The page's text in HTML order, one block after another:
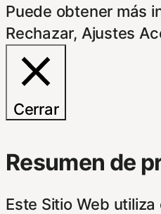
Puede obtener más
Rechazar, Ajustes
Cerrar
Resumen de
Este Sitio Web